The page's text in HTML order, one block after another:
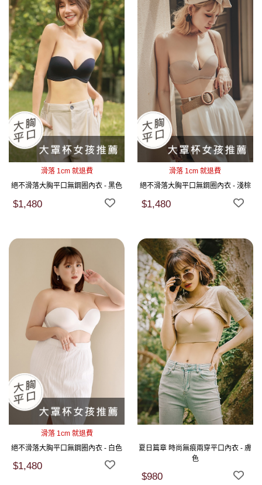
滑落 1cm 就退費
絕不滑落大胸平口無鋼圈內衣 - 黑色
$1,480
滑落 1cm 就退費
絕不滑落大胸平口無鋼圈內衣 - 淺棕
$1,480
滑落 1cm 就退費
絕不滑落大胸平口無鋼圈內衣 - 白色
$1,480
夏日篇章 時尚無痕兩穿平口內衣 - 膚
色
$980